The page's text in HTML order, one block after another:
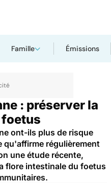
Famille Émissions
: préserver la
ont-ils plus de risque
qu'affirme régulièrement
une étude récente,
flore intestinale du foetus